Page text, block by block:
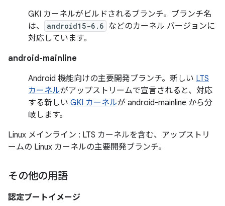
GKI カーネルがビルドされるブランチ。ブランチ名
は、
android15-6.6 などのカーネル バージョンに
対応しています。
android-mainline
Android 機能向けの主要開発ブランチ。新しい LTS
カーネルがアップストリームで宣言されると、対応
する新しい GKI カーネルが android-mainline から分
岐します。
Linux メインライン : LTS カーネルを含む、アップストリ
ームの Linux カーネルの主要開発ブランチ。
その他の用語
認定ブートイメージ